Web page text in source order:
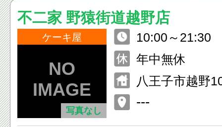
不二家 野猿街道越野店
ケーキ屋
写真なし
10:00～21:30
年中無休
八王子市越野
---